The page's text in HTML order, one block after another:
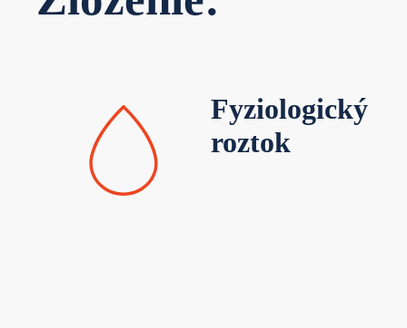
Fyziologický
roztok